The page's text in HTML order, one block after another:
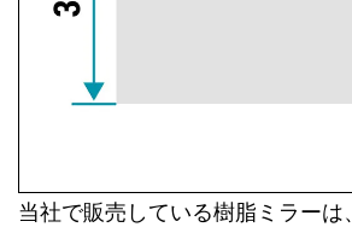
当社で販売している樹脂ミラーは、